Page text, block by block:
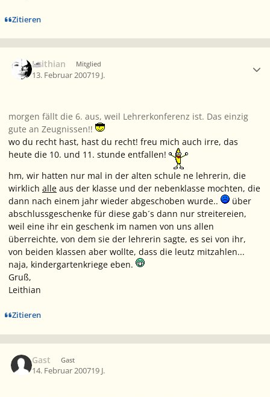
Zitieren
Leithian Mitglied
13. Februar 200719 J.
morgen fällt die 6. aus, weil Lehrerkonferenz ist. Das einzig
gute an Zeugnissen!!
wo du recht hast, hast du recht! freu mich auch irre, das
heute die 10. und 11. stunde entfallen!
hm, wir hatten nur mal in der alten schule ne lehrerin, die
wirklich alle aus der klasse und der nebenklasse mochten, die
dann nach einem jahr wieder abgeschoben wurde..
über
abschlussgeschenke für diese gab´s dann nur streitereien,
weil eine ihr ein geschenk im namen von uns allen
überreichte, von dem sie der lehrerin sagte, es sei von ihr,
von beiden klassen aber wollte, dass die leutz mitzahlen...
naja, kindergartenkriege eben.
Gruß,
Leithian
Zitieren
Gast Gast
14. Februar 200719 J.